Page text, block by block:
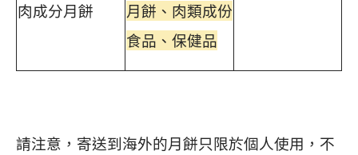
肉成分月餅
月餅、肉類成份
食品、保健品
請注意，寄送到海外的月餅只限於個人使用，不